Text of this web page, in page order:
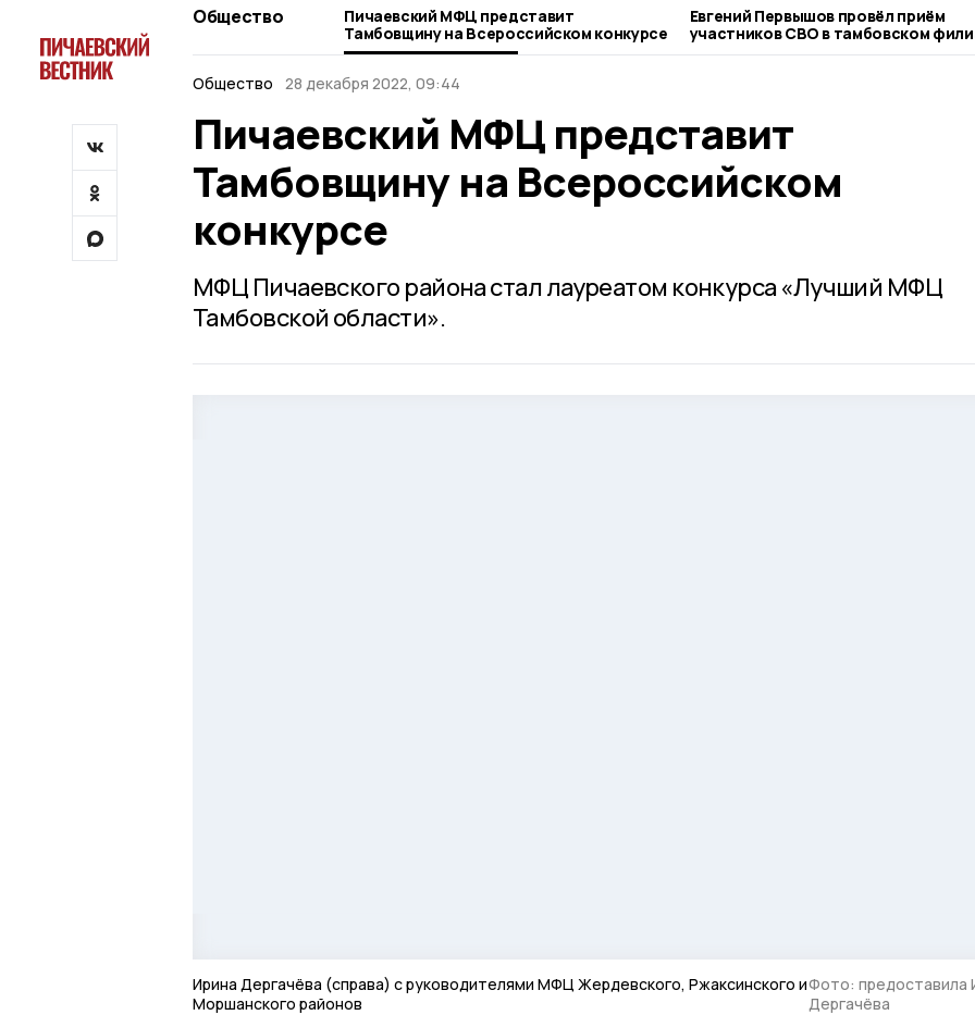
Общество
Пичаевский МФЦ представит
Тамбовщину на Всероссийском конкурсе
Евгений Первышов провёл приём
участников СВО в тамбовском
фонда «Защитники Отечества»
Общество
28 декабря 2022, 09:44
Пичаевский МФЦ представит
Тамбовщину на Всероссийском
конкурсе
МФЦ Пичаевского района стал лауреатом конкурса «Лучший МФЦ
Тамбовской области».
Ирина Дергачёва (справа) с руководителями МФЦ Жердевского, Ржаксинского и
Моршанского районов
Фото: предоставила
Дергачёва